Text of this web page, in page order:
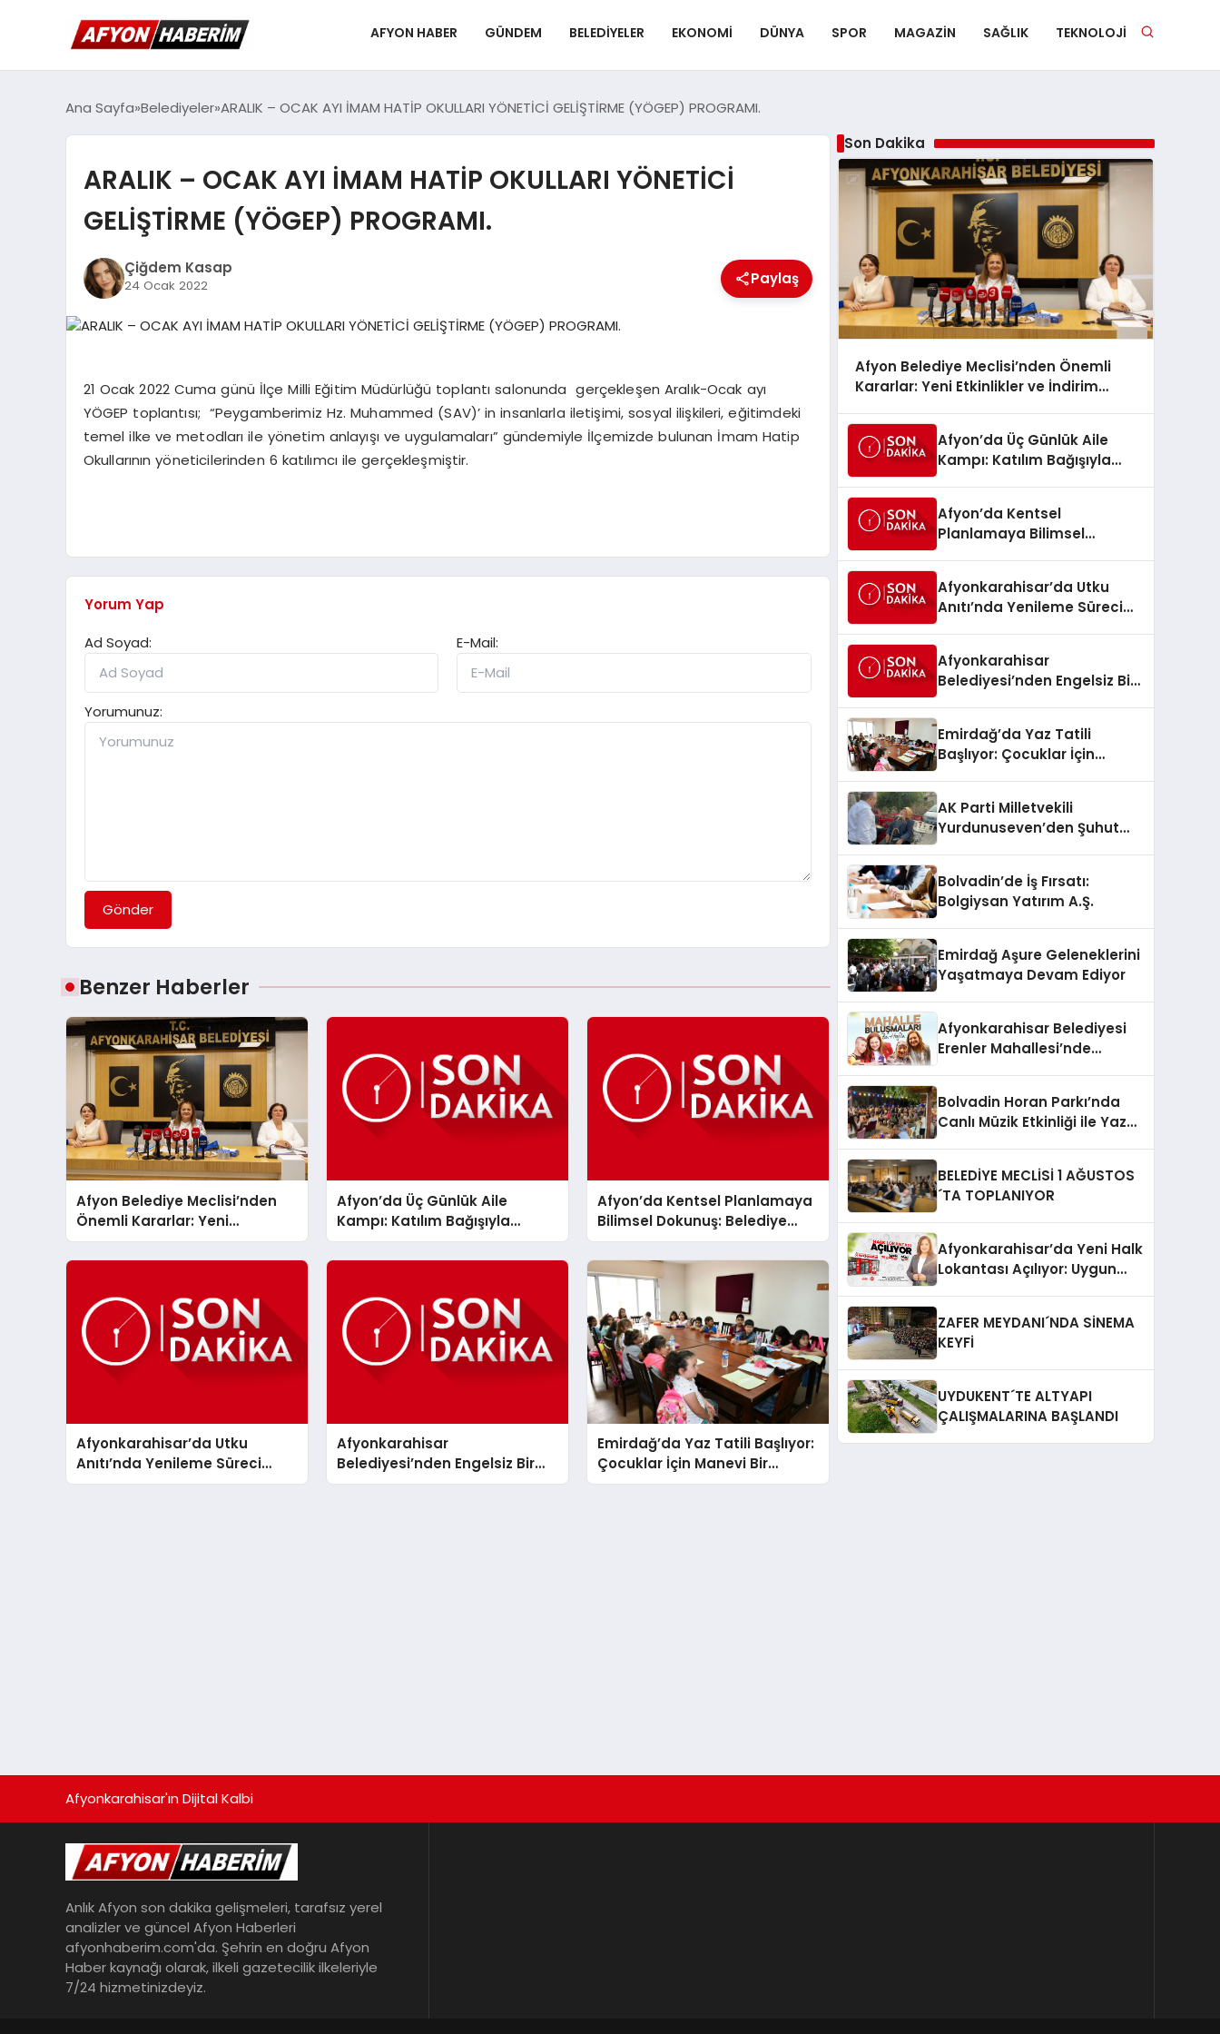
AFYON HABER GÜNDEM BELEDIYELER EKONOMI DÜNYA SPOR MAGAZIN SAĞLIK TEKNOLOJI
Ana Sayfa Belediyeler ARALIK – OCAK AYI İMAM HATİP OKULLARI YÖNETİCİ GELİŞTİRME (YÖGEP) PROGRAMI.
ARALIK – OCAK AYI İMAM HATİP OKULLARI YÖNETİCİ
GELİŞTİRME (YÖGEP) PROGRAMI.
Çiğdem Kasap
24 Ocak 2022 Paylaş
21 Ocak 2022 Cuma günü İlçe Milli Eğitim Müdürlüğü toplantı salonunda gerçekleşen Aralık-Ocak ayı
YÖGEP toplantısı; “Peygamberimiz Hz. Muhammed (SAV)’ in insanlarla iletişimi, sosyal ilişkileri, eğitimdeki
temel ilke ve metodları ile yönetim anlayışı ve uygulamaları” gündemiyle İlçemizde bulunan İmam Hatip
Okullarının yöneticilerinden 6 katılımcı ile gerçekleşmiştir.
Yorum Yap
Ad Soyad:
E-Mail:
Yorumunuz:
Gönder
Benzer Haberler
Afyon Belediye Meclisi’nden
Önemli Kararlar: Yeni
Etkinlikler ve İndirim Müjdeleri
Afyon’da Üç Günlük Aile
Kampı: Katılım Bağışıyla
Dayanışma Mesajı
Afyon’da Kentsel Planlamaya
Bilimsel Dokunuş: Belediye
Heyeti Ankara’da Temaslarda
Bulundu
Afyonkarahisar’da Utku
Anıtı’nda Yenileme Süreci
Başladı
Afyonkarahisar
Belediyesi’nden Engelsiz Bir
Şehir İçin Dev Adım: 80 Akülü
Emirdağ’da Yaz Tatili Başlıyor:
Çocuklar İçin Manevi Bir
Yolculuk Fırsatı
Son Dakika
Afyon Belediye Meclisi’nden Önemli
Kararlar: Yeni Etkinlikler ve İndirim
Afyon’da Üç Günlük Aile
Kampı: Katılım Bağışıyla
Afyon’da Kentsel
Planlamaya Bilimsel
Bulundu
Afyonkarahisar’da Utku
Anıtı’nda Yenileme Süreci
Afyonkarahisar
Belediyesi’nden Engelsiz Bir
Emirdağ’da Yaz Tatili
Başlıyor: Çocuklar İçin
AK Parti Milletvekili
Yurdunuseven’den Şuhut
Bolvadin’de İş Fırsatı:
Bolgiysan Yatırım A.Ş.
Emirdağ Aşure Geleneklerini
Yaşatmaya Devam Ediyor
Afyonkarahisar Belediyesi
Erenler Mahallesi’nde
Bolvadin Horan Parkı’nda
Canlı Müzik Etkinliği ile Yaz
BELEDİYE MECLİSİ 1 AĞUSTOS
´TA TOPLANIYOR
Afyonkarahisar’da Yeni Halk
Lokantası Açılıyor: Uygun
ZAFER MEYDANI´NDA SİNEMA
KEYFİ
UYDUKENT´TE ALTYAPI
ÇALIŞMALARINA BAŞLANDI
Afyonkarahisar'ın Dijital Kalbi
Anlık Afyon son dakika gelişmeleri, tarafsız yerel
analizler ve güncel Afyon Haberleri
afyonhaberim.com'da. Şehrin en doğru Afyon
Haber kaynağı olarak, ilkeli gazetecilik ilkeleriyle
7/24 hizmetinizdeyiz.